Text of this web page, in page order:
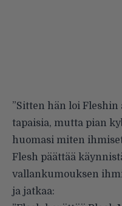
”Sitten hän loi
tapaisia, mutta pian
huomasi miten
Flesh päättää
vallankumouksen
ja jatkaa: